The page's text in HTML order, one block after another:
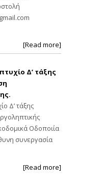
[Read more]
Δ’ τάξης
Δ’ τάξης
Οδοποιία
συνεργασία
[Read more]